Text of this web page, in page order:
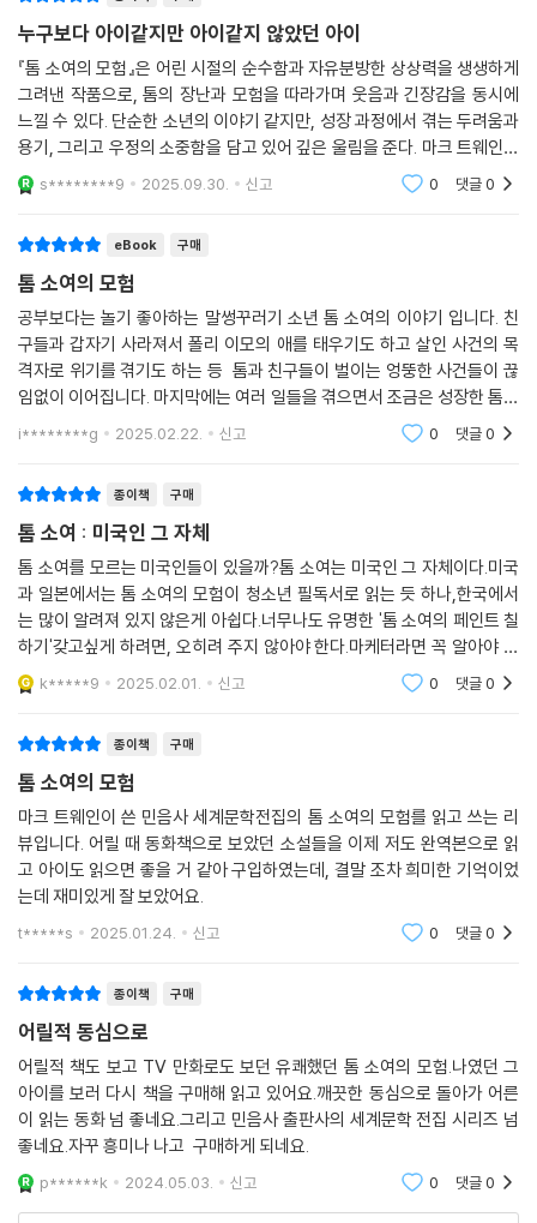
위해 학교를 그만둔 후, 여러 신문사에서 식자공 노릇을 했으며 미시시피
강을 누비는 증기선의 수로 안내인으로 일하기도 했다. 그러한 시절에도
그는 독서와 사색을 게을리하지 않고 자신의 철학적 기초를 다지는 데에
많은 노력을 기울였다. 1861년 남북 전쟁이 일어난 이후 그는 네바다 주의
서기관으로 있던 형의 비서 자격으로 네바다로 가 신문 기자로 활동하면서
신문과 잡지에 글을 기고하고 여러 문인들과 교제했다. 한편 마크 트웨인
은 특파원 자격으로 미국 전역과 유럽을 여행하며 견문을 넓혔고 『순진한
사람의 해외 여행기』(1869), 『고난을 이겨 내고』(1872) 등 많은 여행기
를 남겼다.
흔히 ‘미국의 셰익스피어’, ‘미국 문학의 링컨’, ‘미국 문학의 아버지’로 불리
는 마크 트웨인은 미국 작가뿐만 아니라 세계의 모든 작가를 통틀어서도
가장 폭넓은 독자층을 지니고 있는 작가로 꼽힌다. 그의 작품은 어린아이
들부터 문학을 전공하는 학생과 성인에 이르기까지 글을 읽을 줄 아는 사
람이라면 누구나 즐겨 읽는다. 『톰 소여의 모험』, 『허클베리 핀의 모험』,
『왕자와 거지』 같은 작품을 읽지 않고 어린 시절을 보낸 사람은 아마 거의
의 통과 의례 같은 의미를 지니고 있으며, 문학 작품을 연구하는 학자들의
독서 목록에서도 빠지지 않는다.
또한 D. J. 샐린저, 윌리엄 포크너를 비롯한 걸출한 미국 현대 작가들이 트
웨인에게서 직간접적으로 큰 영향을 받아 왔다고 털어놓았으며, 실제로 그
들의 작품을 읽다 보면 트웨인의 그림자가 여기저기서 아른거리는 것을 발
견할 수 있다. 말하자면 트웨인은 ‘작가들의 작가’로서도 문학사에서 독특
한 위치를 차지하고 있는 것이다. 어니스트 헤밍웨이는 “미국의 모든 현대
문학은 『허클베리 핀의 모험』이라는 책 한 권에서 비롯하였다.”라고 말하
들에게도 새로운 창작 방법을 발견케 한 작가이다.”라고 말했다. 미국 문학
사, 더 나아가 세계 문학사에서 트웨인이 이룩해 놓은 업적을 생각할 때에
이러한 찬사는 결코 지나친 말이 아닌 듯하다.
마크 트웨인의 문학 작품은 다른 작가에서는 찾아볼 수 없는 미국적인 특
색을 지니고 있다. 특히 그의 작품 속에서 날카롭게 빛을 발하는 해학적 풍
자는 미국 문학의 새로운 전통을 확립해 놓았다. 마크 트웨인은 젊은 시절
의 풍부한 경험과 타고난 통찰력을 바탕으로 미국의 사회상을 해학적이고
내의 문제점 즉 종교적 위선, 허례허식, 물?만능주의, 탐욕, 사기와 거짓말
등은 오늘날에도 여전히 사라지지 않고 남아 있다. 이는 곧 그 당시의 사회
문제점들이 시공간적으로 한정된 것이 아니라 인간의 본성에서 기인하는
근본적인 문제임을 드러내며, 100년이 훌쩍 넘는 시간 동안 그의 작품이
전 세계 독자들의 꾸준한 사랑을 받으며 읽힌 이유를 설명해 준다.
꿈과 낭만이 가득한 유년 시절에 대한 찬가이자 다시는 되찾을 수 없는 ‘잃
어버린 낙원’에 대한 찬가
누구보다 아이같지만 아이같지 않았던 아이
『톰 소여의 모험』은 어린 시절의 순수함과 자유분방한 상상력을 생생하게
그려낸 작품으로, 톰의 장난과 모험을 따라가며 웃음과 긴장감을 동시에
느낄 수 있다. 단순한 소년의 이야기 같지만, 성장 과정에서 겪는 두려움과
용기, 그리고 우정의 소중함을 담고 있어 깊은 울림을 준다. 마크 트웨인의
특유의 재치 있는 문체와 유머가 빛나며, 시대를 초월해 어린이와 어른 모
두에게 꾸
s********9 2025.09.30. 신고 0 댓글0
eBook 구매
톰 소여의 모험
공부보다는 놀기 좋아하는 말썽꾸러기 소년 톰 소여의 이야기 입니다. 친
구들과 갑자기 사라져서 폴리 이모의 애를 태우기도 하고 살인 사건의 목
격자로 위기를 겪기도 하는 등 톰과 친구들이 벌이는 엉뚱한 사건들이 끊
임없이 이어집니다. 마지막에는 여러 일들을 겪으면서 조금은 성장한 톰의
모습이 보여서 좋았네요. 삽화도 괜찮고 재미있게 읽었습니다.
i********g 2025.02.22. 신고 0 댓글0
종이책 구매
톰 소여 : 미국인 그 자체
톰 소여를 모르는 미국인들이 있을까?톰 소여는 미국인 그 자체이다.미국
과 일본에서는 톰 소여의 모험이 청소년 필독서로 읽는 듯 하나,한국에서
는 많이 알려져 있지 않은게 아쉽다.너무나도 유명한 '톰 소여의 페인트 칠
하기'갖고싶게 하려면, 오히려 주지 않아야 한다.마케터라면 꼭 알아야 할
내용이다.마케터, 그리고 경영자에게 꼭 추천할 만한 책이다!
k*****9 2025.02.01. 신고 0 댓글0
종이책 구매
톰 소여의 모험
마크 트웨인이 쓴 민음사 세계문학전집의 톰 소여의 모험를 읽고 쓰는 리
뷰입니다. 어릴 때 동화책으로 보았던 소설들을 이제 저도 완역본으로 읽
고 아이도 읽으면 좋을 거 같아 구입하였는데, 결말 조차 희미한 기억이었
는데 재미있게 잘 보았어요.
t*****s 2025.01.24. 신고 0 댓글0
종이책 구매
어릴적 동심으로
어릴적 책도 보고 TV 만화로도 보던 유쾌했던 톰 소여의 모험.나였던 그
아이를 보러 다시 책을 구매해 읽고 있어요.깨끗한 동심으로 돌아가 어른
이 읽는 동화 넘 좋네요.그리고 민음사 출판사의 세계문학 전집 시리즈 넘
좋네요.자꾸 흥미나 나고 구매하게 되네요.
p******k 2024.05.03. 신고 0 댓글0